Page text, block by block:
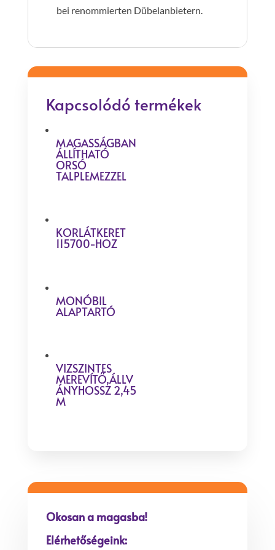
bei renommierten Dübelanbietern.
Kapcsolódó termékek
MAGASSÁGBAN
ÁLLÍTHATÓ
ORSÓ
TALPLEMEZZEL
KORLÁTKERET
115700-HOZ
MONÓBIL
ALAPTARTÓ
VIZSZINTES
MEREVÍTŐ,ÁLLV
ÁNYHOSSZ 2,45
M
Okosan a magasba!
Elérhetőségeink: